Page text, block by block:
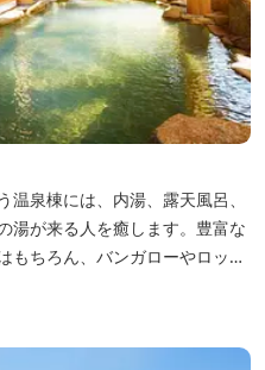
泉棟には、内湯、露天風呂、
湯が来る人を癒します。豊富な
もちろん、バンガローやロッジ
泊しながらゆったりと温泉を